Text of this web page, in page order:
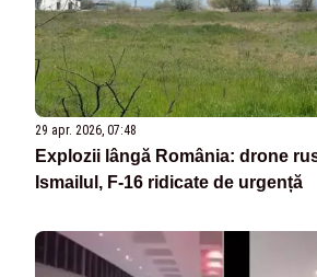
29 apr. 2026, 07:48
Explozii lângă România: drone
Ismailul, F-16 ridicate de urgență